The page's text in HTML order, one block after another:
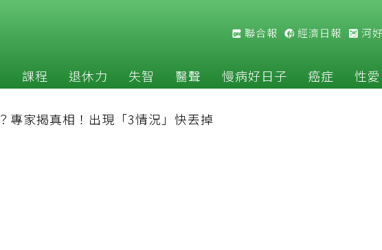
聯合報 經濟日報 河
課程 退休力 失智 醫聲 慢病好日子 癌症 性愛
專家揭真相！出現「3情況」快丟掉